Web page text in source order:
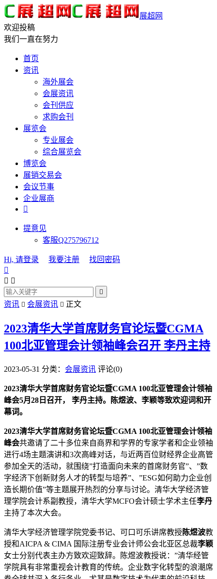
展超网
欢迎投稿
我们一直在努力
首页
资讯
海外展会
会展资讯
会刊供应
求购会刊
展览会
专业展会
综合展览会
博览会
展销交易会
会议节事
企业展商

提意见
客服Q275796712
Hi, 请登录 我要注册
找回密码

 

资讯  会展资讯  正文
2023清华大学首席财务官论坛暨CGMA
100北亚管理会计领袖峰会召开 李丹主持
2023-05-31 分类： 会展资讯 评论(0)
2023清华大学首席财务官论坛暨CGMA 100北亚管理会计领袖
峰会5月28日召开， 李丹主持。陈煜波、李颖等致欢迎词和开
幕词。
2023清华大学首席财务官论坛暨CGMA 100北亚管理会计领袖
峰会共邀请了二十多位来自商界和学界的专家学者和企业领袖
进行4场主题演讲和3次高峰对话，与近两百位财经界企业高管
参加全天的活动，就围绕”打造面向未来的首席财务官”、”数
字经济下创新财务人才的转型与培养”、”ESG如何助力企业创
造长期价值”等主题展开热烈的分享与讨论。清华大学经济管
理学院会计系副教授，清华大学MCFO会计硕士学术主任李丹
主持了本次大会。
清华大学经济管理学院党委书记、可口可乐讲席教授陈煜波教
授和AICPA & CIMA 国际注册专业会计师公会北亚区总裁李颖
女士分别代表主办方致欢迎致辞。陈煜波教授说：”清华经管
学院具有非常重视会计教育的传统。企业数字化转型的浪潮席